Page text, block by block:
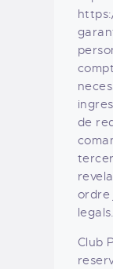
de
ordre
legals.
Club